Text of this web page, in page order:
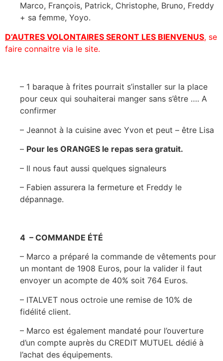
Marco, François, Patrick, Christophe, Bruno, Freddy
+ sa femme, Yoyo.
D’AUTRES VOLONTAIRES SERONT LES BIENVENUS, se
faire connaitre via le site.
– 1 baraque à frites pourrait s’installer sur la place
pour ceux qui souhaiterai manger sans s’être …. A
confirmer
– Jeannot à la cuisine avec Yvon et peut – être Lisa
– Pour les ORANGES le repas sera gratuit.
– Il nous faut aussi quelques signaleurs
– Fabien assurera la fermeture et Freddy le
dépannage.
4 – COMMANDE ÉTÉ
– Marco a préparé la commande de vêtements pour
un montant de 1908 Euros, pour la valider il faut
envoyer un acompte de 40% soit 764 Euros.
– ITALVET nous octroie une remise de 10% de
fidélité client.
– Marco est également mandaté pour l’ouverture
d’un compte auprès du CREDIT MUTUEL dédié à
l’achat des équipements.